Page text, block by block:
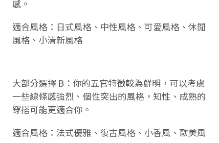
感。
適合風格：日式風格、中性風格、可愛風格、休閒
風格、小清新風格
大部分選擇 B：你的五官特徵較為鮮明，可以考慮
一些線條感強烈、個性突出的風格，知性、成熟的
穿搭可能更適合你。
適合風格：法式優雅、復古風格、小香風、歐美風